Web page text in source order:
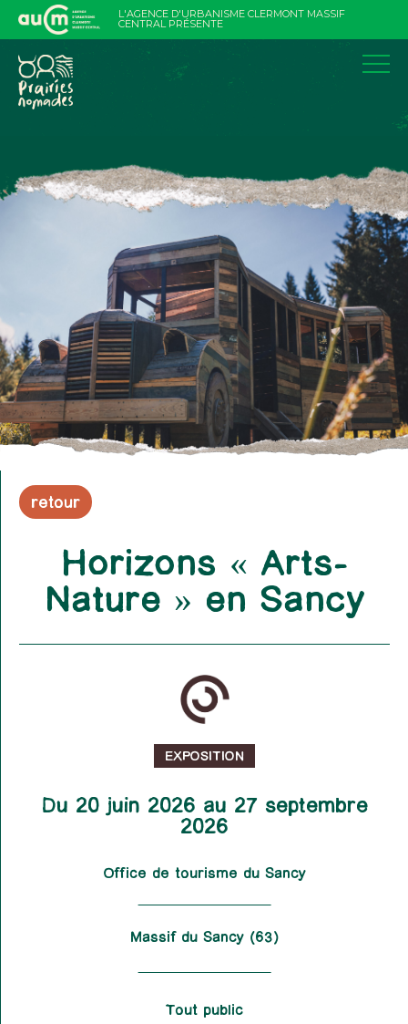
L'AGENCE D'URBANISME CLERMONT MASSIF
CENTRAL PRÉSENTE
contenu
retour
Horizons « Arts-
Nature » en Sancy
EXPOSITION
Du 20 juin 2026 au 27 septembre
2026
Office de tourisme du Sancy
Massif du Sancy (63)
Tout public